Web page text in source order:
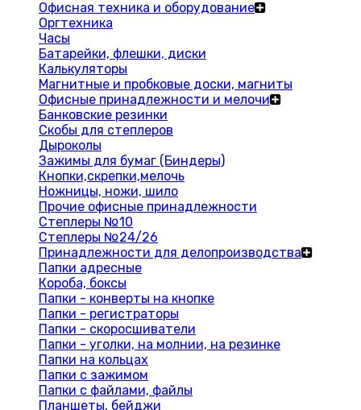
Офисная техника и оборудование
Оргтехника
Часы
Батарейки, флешки, диски
Калькуляторы
Магнитные и пробковые доски, магниты
Офисные принадлежности и мелочи
Банковские резинки
Скобы для степлеров
Дыроколы
Зажимы для бумаг (Биндеры)
Кнопки,скрепки,мелочь
Ножницы, ножи, шило
Прочие офисные принадлежности
Степлеры №10
Степлеры №24/26
Принадлежности для делопроизводства
Папки адресные
Короба, боксы
Папки - конверты на кнопке
Папки - регистраторы
Папки - скоросшиватели
Папки - уголки, на молнии, на резинке
Папки на кольцах
Папки с зажимом
Папки с файлами, файлы
Планшеты, бейджи